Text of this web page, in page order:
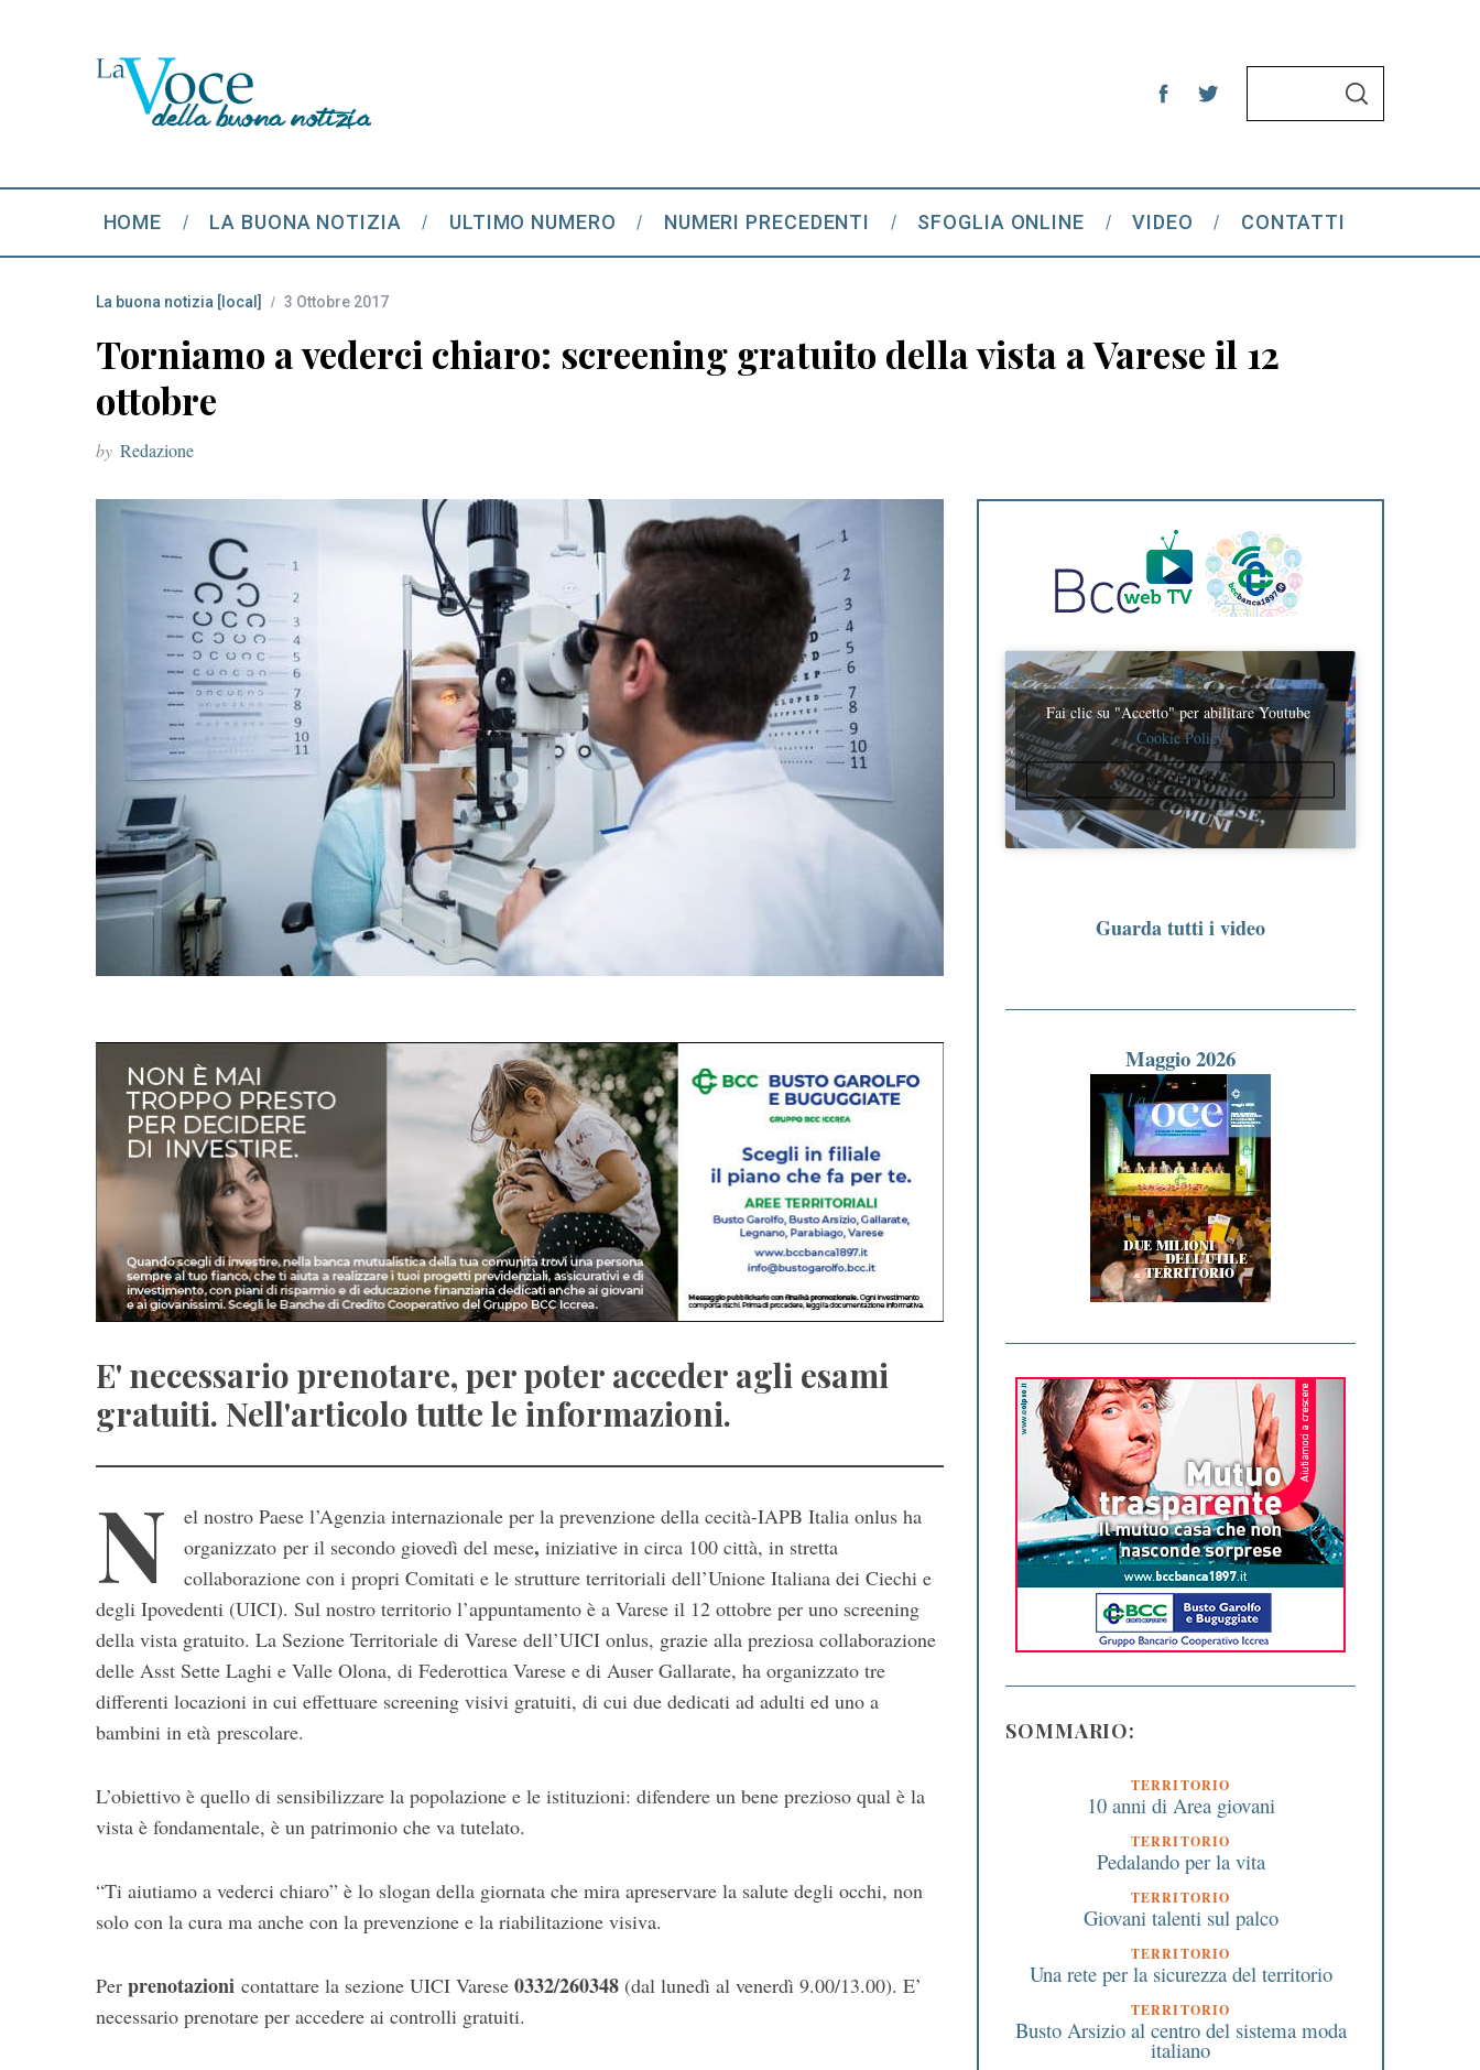
h
f
:
S
HOME LA BUONA NOTIZIA ULTIMO NUMERO NUMERI PRECEDENTI SFOGLIA ONLINE VIDEO CONTATTI
La buona notizia [local] 3 Ottobre 2017
Torniamo a vederci chiaro: screening gratuito della vista a Varese il 12
ottobre
by Redazione
E' necessario prenotare, per poter acceder agli esami
gratuiti. Nell'articolo tutte le informazioni.
N
el nostro Paese l’Agenzia internazionale per la prevenzione della cecità-IAPB Italia onlus ha
organizzato per il secondo giovedì del mese, iniziative in circa 100 città, in stretta
collaborazione con i propri Comitati e le strutture territoriali dell’Unione Italiana dei Ciechi e
degli Ipovedenti (UICI). Sul nostro territorio l’appuntamento è a Varese il 12 ottobre per uno screening
della vista gratuito. La Sezione Territoriale di Varese dell’UICI onlus, grazie alla preziosa collaborazione
delle Asst Sette Laghi e Valle Olona, di Federottica Varese e di Auser Gallarate, ha organizzato tre
differenti locazioni in cui effettuare screening visivi gratuiti, di cui due dedicati ad adulti ed uno a
bambini in età prescolare.
L’obiettivo è quello di sensibilizzare la popolazione e le istituzioni: difendere un bene prezioso qual è la
vista è fondamentale, è un patrimonio che va tutelato.
“Ti aiutiamo a vederci chiaro” è lo slogan della giornata che mira apreservare la salute degli occhi, non
solo con la cura ma anche con la prevenzione e la riabilitazione visiva.
Per prenotazioni contattare la sezione UICI Varese 0332/260348 (dal lunedì al venerdì 9.00/13.00). E’
necessario prenotare per accedere ai controlli gratuiti.
Fai clic su "Accetto" per abilitare Youtube
Cookie Policy
ACCETTO
Guarda tutti i video
Maggio 2026
SOMMARIO:
TERRITORIO
10 anni di Area giovani
TERRITORIO
Pedalando per la vita
TERRITORIO
Giovani talenti sul palco
TERRITORIO
Una rete per la sicurezza del territorio
TERRITORIO
Busto Arsizio al centro del sistema moda
italiano
e
r
h
o